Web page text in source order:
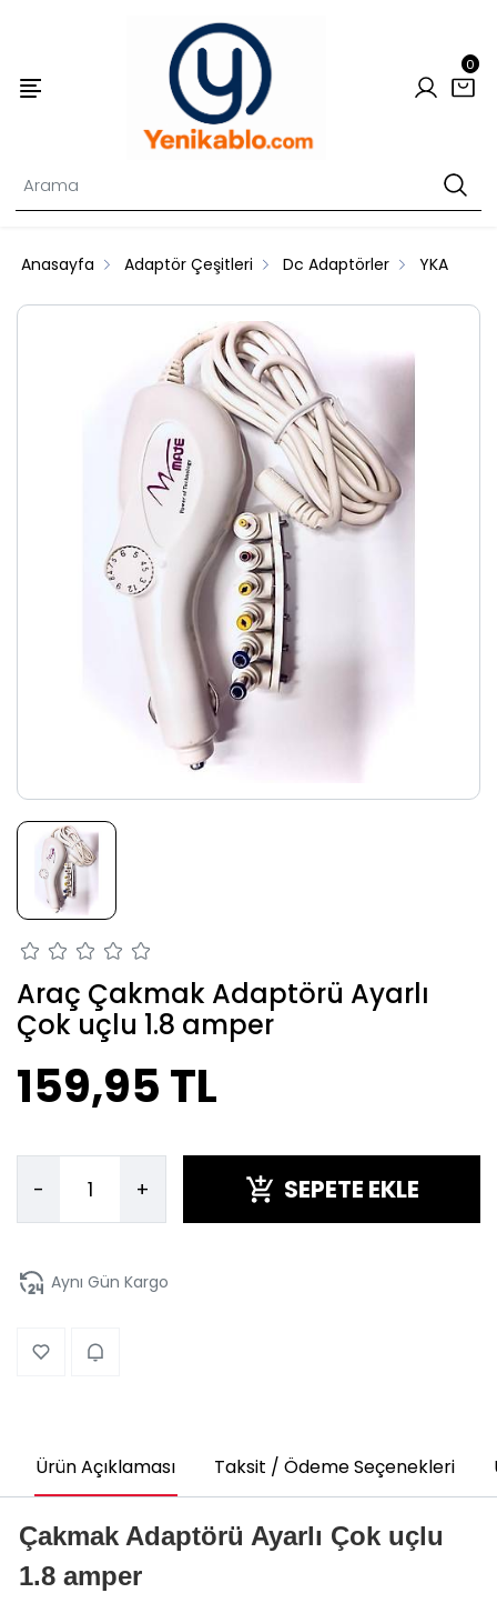
0
Anasayfa Adaptör Çeşitleri Dc Adaptörler YKA
Araç Çakmak Adaptörü Ayarlı
Çok uçlu 1.8 amper
159,95 TL
- + SEPETE EKLE
Aynı Gün Kargo
Ürün Açıklaması Taksit / Ödeme Seçenekleri
Çakmak Adaptörü Ayarlı Çok uçlu
1.8 amper